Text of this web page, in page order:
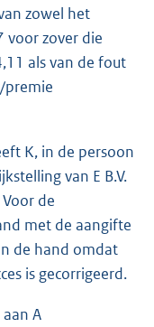
zowel het
voor zover die
als van de fout
premie
K, in de persoon
van E B.V.
de
met de aangifte
de hand omdat
is gecorrigeerd.
A